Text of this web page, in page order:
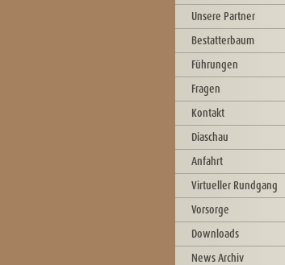
Unsere Partner
Bestatterbaum
Führungen
Fragen
Kontakt
Diaschau
Anfahrt
Virtueller Rundgang
Vorsorge
Downloads
News Archiv